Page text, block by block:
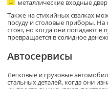
металлические входные
Также на стихийных свалках
посуду и столовые приборы. На
стоят, но когда они попадают в
превращается в солидное
Автосервисы
Легковые и грузовые
стальных деталей, когда они